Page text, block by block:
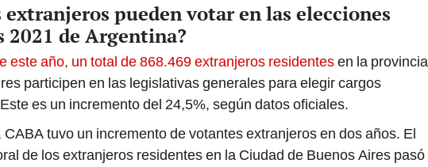
extranjeros pueden votar en las elecciones
2021 de Argentina?
este año, un total de 868.469 extranjeros residentesen la provincia
participen en las legislativas generales para elegir cargos
es un incremento del 24,5%, según datos oficiales.
CABA tuvo un incremento de votantes extranjeros en dos años. El
de los extranjeros residentes en la Ciudad de Buenos Aires pasó